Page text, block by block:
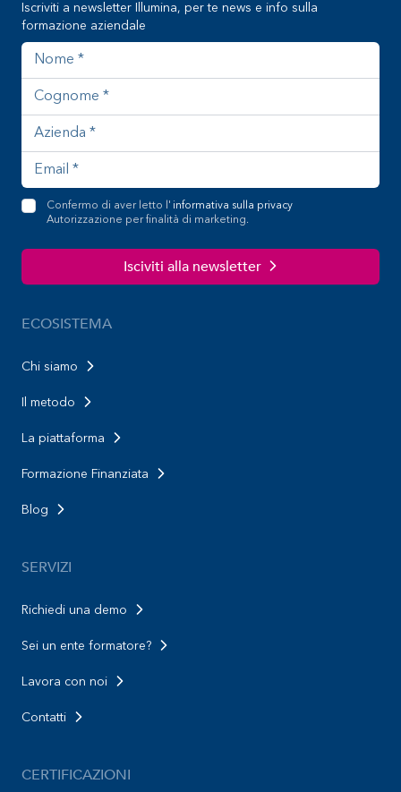
Iscriviti a newsletter Illumina, per te news e info sulla
formazione aziendale
Nome
Cognome
Azienda
Indirizzo email
Confermo di aver letto l' informativa sulla privacy
Autorizzazione per finalità di marketing.
Isciviti alla newsletter
ECOSISTEMA
Chi siamo
Il metodo
La piattaforma
Formazione Finanziata
Blog
SERVIZI
Richiedi una demo
Sei un ente formatore?
Lavora con noi
Contatti
CERTIFICAZIONI